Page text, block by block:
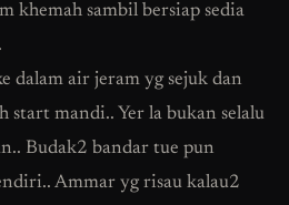
khemah sambil bersiap sedia
dalam air jeram yg sejuk dan
start mandi.. Yer la bukan selalu
Budak2 bandar tue pun
Ammar yg risau kalau2